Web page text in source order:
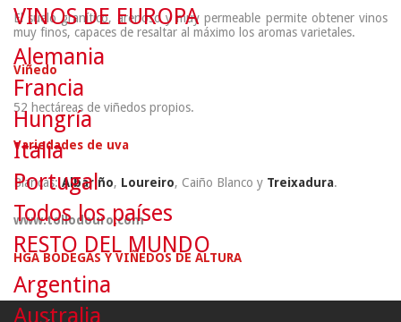
El suelo granítico, arenoso y muy permeable permite obtener vinos
muy finos, capaces de resaltar al máximo los aromas varietales.
Viñedo
52 hectáreas de viñedos propios.
Variedades de uva
Blancas: Albariño, Loureiro, Caiño Blanco y Treixadura.
www.tollodouro.com
HGA BODEGAS Y VIÑEDOS DE ALTURA
VINOS DE EUROPA
Alemania
Francia
Hungría
Italia
Portugal
Todos los países
RESTO DEL MUNDO
Argentina
Australia